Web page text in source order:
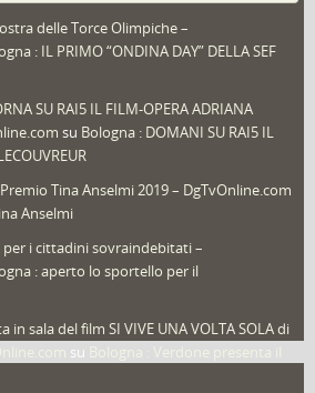
(25)
delle Torce Olimpiche –
: IL PRIMO “ONDINA DAY” DELLA SEF
SU RAI5 IL FILM-OPERA ADRIANA
su Bologna : DOMANI SU RAI5 IL
Tina Anselmi 2019 – DgTvOnline.com
Anselmi
i cittadini sovraindebitati –
: aperto lo sportello per il
in sala del film SI VIVE UNA VOLTA SOLA di
su